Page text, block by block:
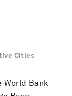
Cities
Bank